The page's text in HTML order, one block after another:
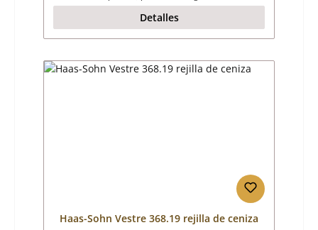
Detalles
Haas-Sohn Vestre 368.19 rejilla de ceniza